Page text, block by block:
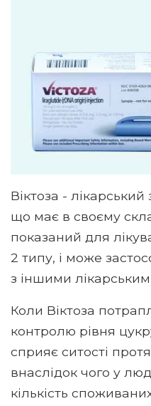
Віктоза - лікарський
що має в своєму
показаний для
2 типу, і може
з іншими
Коли Віктоза
контролю рівня
сприяє ситості
внаслідок чого у
кількість